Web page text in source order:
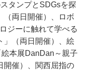
タンプとSDGsを探
両日開催）、ロボ
ジーに触れて学べる
」（両日開催）、絵
本展DanDan～親子
開催）、関西屈指の